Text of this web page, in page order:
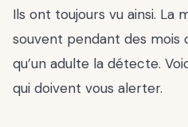
Ils ont toujours vu ainsi. La
souvent pendant des mois
qu’un adulte la détecte.
qui doivent vous alerter.